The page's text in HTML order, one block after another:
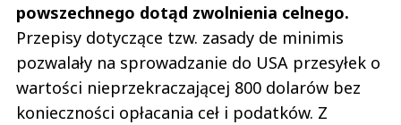
powszechnego dotąd zwolnienia celnego.
Przepisy dotyczące tzw. zasady de minimis
pozwalały na sprowadzanie do USA przesyłek o
wartości nieprzekraczającej 800 dolarów bez
konieczności opłacania ceł i podatków. Z